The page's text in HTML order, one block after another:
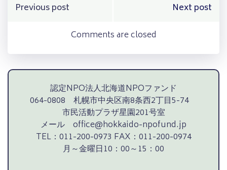
Post
navigation
Previous post
navigation
Next post
Comments are closed
認定NPO法人北海道NPOファンド
064-0808 札幌市中央区南8条西2丁目5-74
市民活動プラザ星園201号室
メール office@hokkaido-npofund.jp
TEL：011-200-0973 FAX：011-200-0974
月～金曜日10：00～15：00